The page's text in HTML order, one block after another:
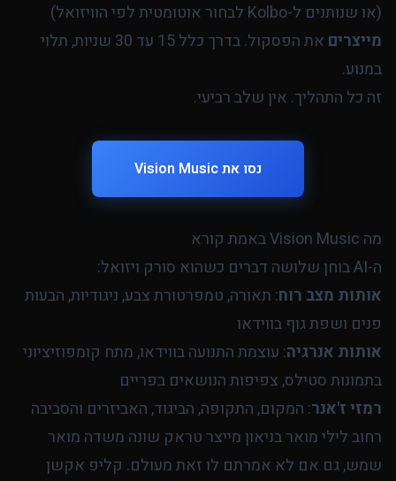
(או שנותנים ל-Kolbo לבחור אוטומטית לפי הוויזואל)
מייצרים
את הפסקול. בדרך כלל 15 עד 30 שניות, תלוי
במנוע.
זה כל התהליך. אין שלב רביעי.
נסו את Vision Music
מה Vision Music באמת קורא
ה-AI בוחן שלושה דברים כשהוא סורק ויזואל:
אותות מצב רוח: תאורה, טמפרטורת צבע, ניגודיות, הבעות
פנים ושפת גוף בווידאו
אותות אנרגיה: עוצמת התנועה בווידאו, מתח קומפוזיציוני
בתמונות סטילס, צפיפות הנושאים בפריים
רמזי ז'אנר: המקום, התקופה, הביגוד, האביזרים והסביבה
רחוב לילי מואר בניאון מייצר טראק שונה משדה מואר
שמש, גם אם לא אמרתם לו זאת מעולם. קליפ אקשן